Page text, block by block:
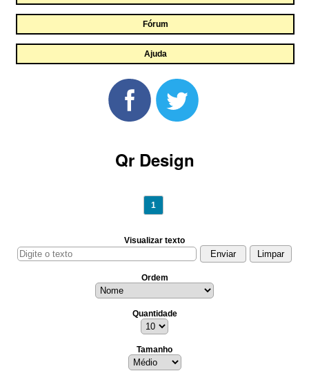
Fórum
Ajuda
Qr Design
1
Visualizar texto
Ordem
Quantidade
Tamanho